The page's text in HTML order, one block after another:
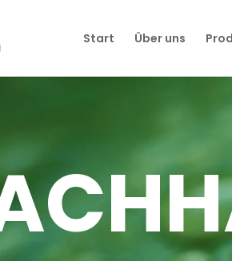
Start Über uns